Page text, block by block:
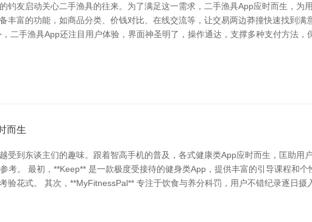
钓友启动关心二手渔具的往来。为了满足这一需求，二手渔具App应时而生，为
丰富的功能，如商品分类、价钱对比、在线交流等，让交易两边莽撞快速找到
二手渔具App还注目用户体验，界面神圣明了，操作通达，支撑多种支付方法
而生
受到东谈主们的趣味。跟着智高手机的普及，各式健康类App应时而生，匡助用
考。 最初，**Keep** 是一款极度受接待的健身类App，提供丰富的引导课程和
验花式。 其次，**MyFitnessPal** 专注于饮食与养分科罚，用户不错纪录逐日